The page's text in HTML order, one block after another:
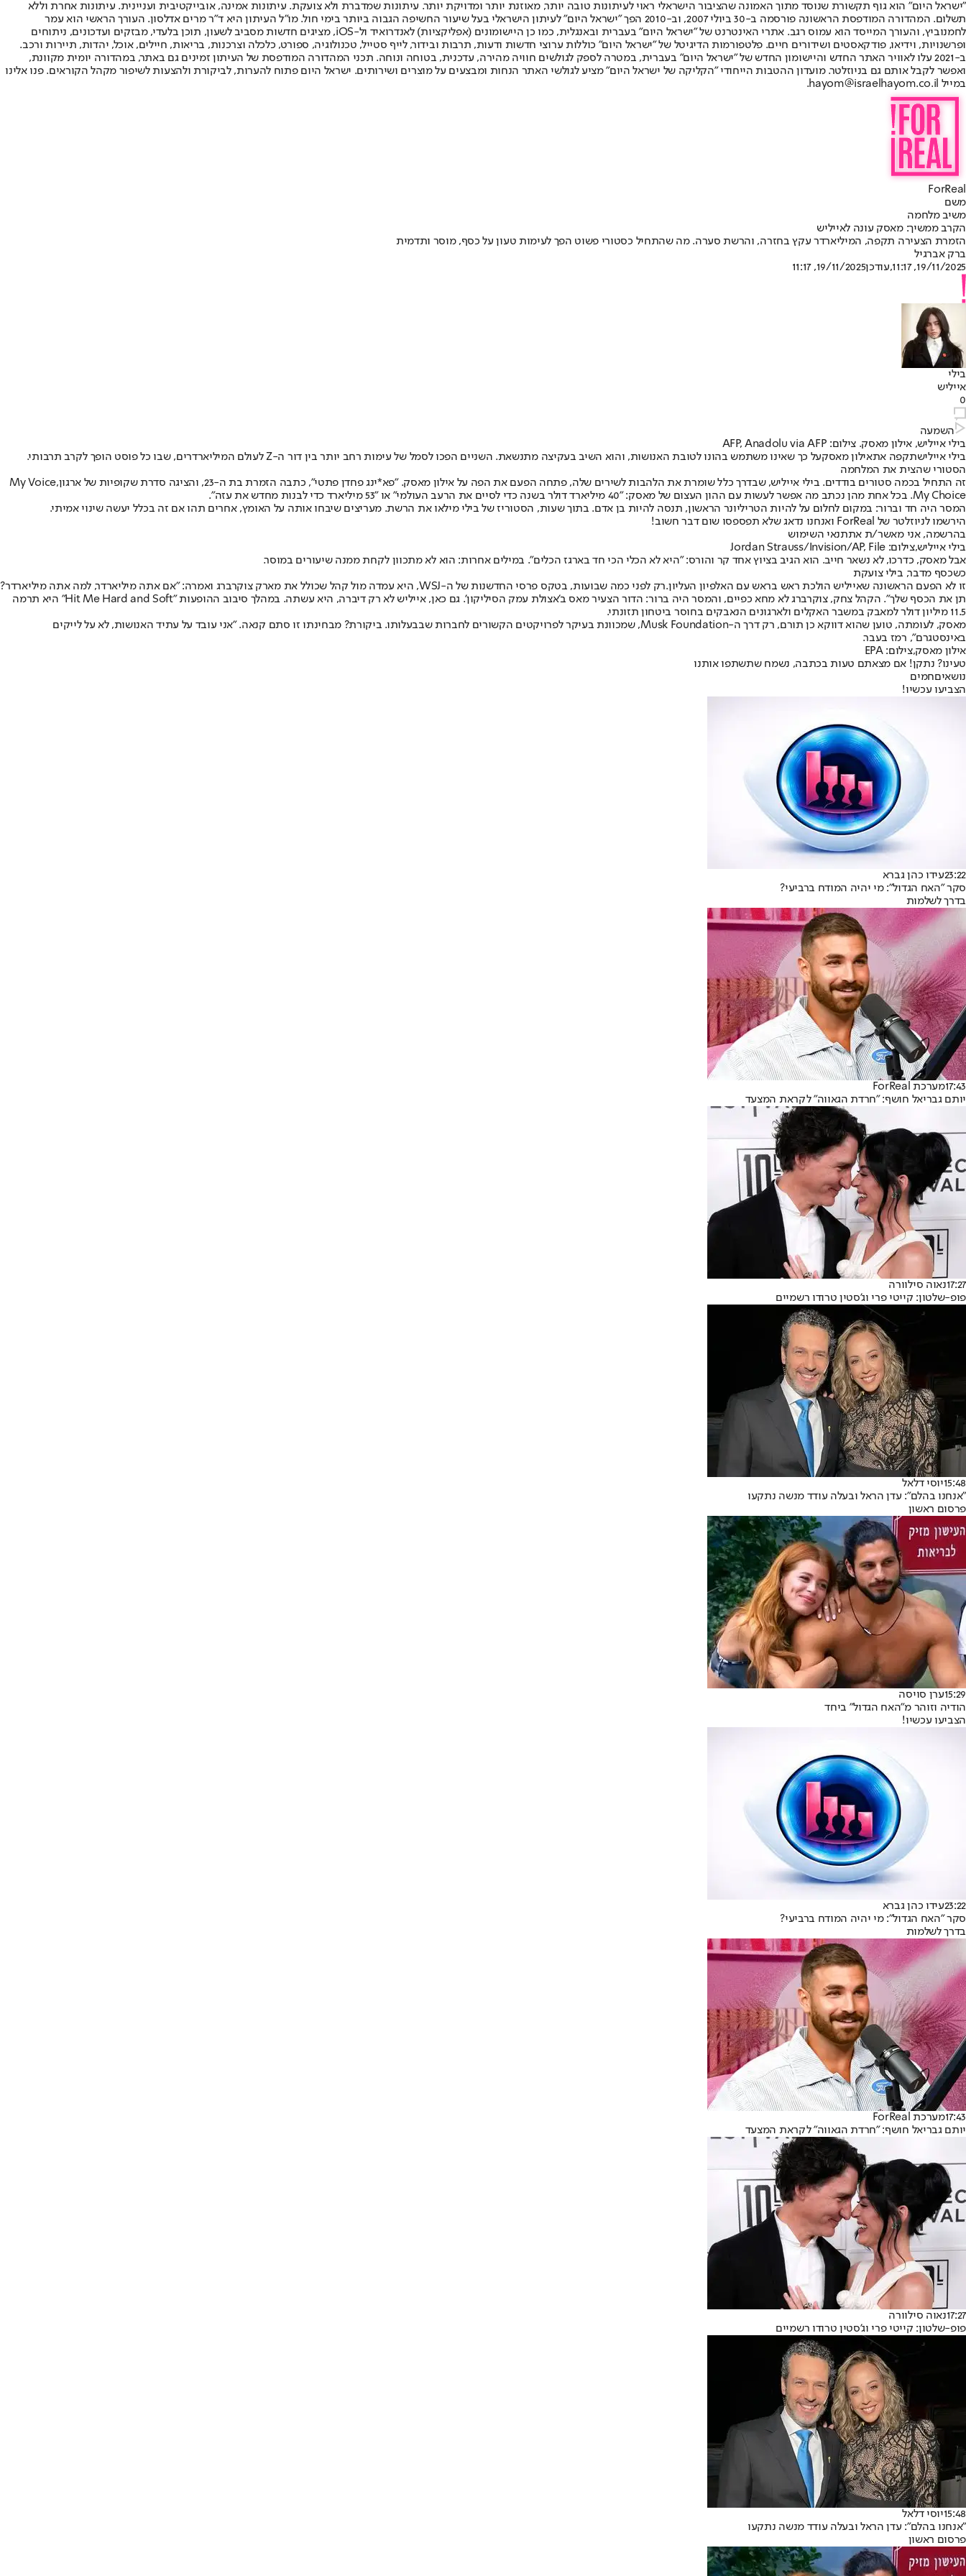
"ישראל היום" הוא גוף תקשורת שנוסד מתוך האמונה שהציבור הישראלי ראוי לעיתונות טובה יותר, מאוזנת יותר ומדויקת יותר. עיתונות שמדברת ולא צועקת. עיתונות אמינה, אובייקטיבית ועניינית. עיתונות אחרת וללא
תשלום. המהדורה המודפסת הראשונה פורסמה ב-30 ביולי 2007, וב-2010 הפך "ישראל היום" לעיתון הישראלי בעל שיעור החשיפה הגבוה ביותר בימי חול. מו"ל העיתון היא ד"ר מרים אדלסון. העורך הראשי הוא עמר
לחמנוביץ, והעורך המייסד הוא עמוס רגב. אתרי האינטרנט של "ישראל היום" בעברית ובאנגלית, כמו כן היישומונים (אפליקציות) לאנדרואיד ול-iOS, מציגים חדשות מסביב לשעון, תוכן בלעדי, מבזקים ועדכונים, ניתוחים
ופרשנויות, וידיאו, פודקאסטים ושידורים חיים. פלטפורמות הדיגיטל של "ישראל היום" כוללות ערוצי חדשות ודעות, תרבות ובידור, לייף סטייל, טכנולוגיה, ספורט, כלכלה וצרכנות, בריאות, חיילים, אוכל, יהדות, תיירות ורכב.
ב-2021 עלו לאוויר האתר החדש והיישומון החדש של "ישראל היום" בעברית, במטרה לספק לגולשים חוויה מהירה, עדכנית, בטוחה ונוחה. תכני המהדורה המודפסת של העיתון זמינים גם באתר, במהדורה יומית מקוונת,
ואפשר לקבל אותם גם בניוזלטר. מועדון ההטבות הייחודי "הקליקה של ישראל היום" מציע לגולשי האתר הנחות ומבצעים על מוצרים ושירותים. ישראל היום פתוח להערות, לביקורת ולהצעות לשיפור מקהל הקוראים. פנו אלינו
במייל hayom@israelhayom.co.il.
ForReal
משם
משיב מלחמה
הקרב ממשיך: מאסק עונה לאייליש
הזמרת הצעירה תקפה, המיליארדר עקץ בחזרה, והרשת סערה. מה שהתחיל כסטורי פשוט הפך לעימות טעון על כסף, מוסר ותדמית
ברק אברגיל
19/11/2025, 11:17
,עודכן19/11/2025, 11:17
בילי
אייליש
0
השמעה
בילי אייליש, אילון מאסק. צילום: AFP, Anadolu via AFP
בילי איילישתקפה אתאילון מאסקעל כך שאינו משתמש בהונו לטובת האנושות, והוא השיב בעקיצה מתנשאת. השניים הפכו לסמל של עימות רחב יותר בין דור ה-Z לעולם המיליארדרים, שבו כל פוסט הופך לקרב תרבותי.
הסטורי שהצית את המלחמה
זה התחיל בכמה סטורים בודדים. בילי אייליש, שבדרך כלל שומרת את הלהבות לשירים שלה, פתחה הפעם את הפה על אילון מאסק. "פא*ינג פחדן פתטי", כתבה הזמרת בת ה-23, והציגה סדרת שקופיות של ארגון
My Voice,
My Choice. בכל אחת מהן נכתב מה אפשר לעשות עם ההון העצום של מאסק: "40 מיליארד דולר בשנה כדי לסיים את הרעב העולמי" או "53 מיליארד כדי לבנות מחדש את עזה".
המסר היה חד וברור: במקום לחלום על להיות הטריליונר הראשון, תנסה להיות בן אדם. בתוך שעות, הסטוריז של בילי מילאו את הרשת. מעריצים שיבחו אותה על האומץ, אחרים תהו אם זה בכלל יעשה שינוי אמיתי.
הירשמו לניוזלטר של ForReal ואנחנו נדאג שלא תפספסו שום דבר חשוב!
בהרשמה, אני מאשר/ת אתתנאי השימוש
בילי אייליש,צילום: Jordan Strauss/Invision/AP, File
אבל מאסק, כדרכו, לא נשאר חייב. הוא הגיב בציוץ אחד קר והורס: "היא לא הכלי הכי חד בארגז הכלים". במילים אחרות: הוא לא מתכוון לקחת ממנה שיעורים במוסר.
כשכסף מדבר, בילי צועקת
זו לא הפעם הראשונה שאייליש הולכת ראש בראש עם האלפיון העליון.רק לפני כמה שבועות, בטקס פרסי החדשנות של ה-WSJ
, היא עמדה מול קהל שכולל את מארק צוקרברג ואמרה: "אם אתה מיליארדר, למה אתה מיליארדר?
תן את הכסף שלך". הקהל צחק, צוקרברג לא מחא כפיים, והמסר היה ברור: הדור הצעיר מאס ב'אצולת עמק הסיליקון'. גם כאן, אייליש לא רק דיברה, היא עשתה. במהלך סיבוב ההופעות "Hit Me Hard and Soft" היא תרמה
11.5 מיליון דולר למאבק במשבר האקלים ולארגונים הנאבקים בחוסר ביטחון תזונתי.
מאסק, לעומתה, טוען שהוא דווקא כן תורם, רק דרך ה-Musk Foundation, שמכוונת בעיקר לפרויקטים הקשורים לחברות שבבעלותו. ביקורת? מבחינתו זו סתם קנאה. "אני עובד על עתיד האנושות, לא על לייקים
באינסטגרם", רמז בעבר.
אילון מאסק,צילום: EPA
טעינו? נתקן! אם מצאתם טעות בכתבה, נשמח שתשתפו אותנו
נושאיםחמים
הצביעו עכשיו!
23:22עידו כהן גברא
סקר "האח הגדול": מי יהיה המודח ברביעי?
בדרך לשלמות
17:43מערכת ForReal
יותם גבריאל חושף: "חרדת הגאווה" לקראת המצעד
17:27נאוה סילוורה
פופ-שלטון: קייטי פרי וג'סטין טרודו רשמיים
15:48יוסי דלאל
"אנחנו בהלם": עדן הראל ובעלה עודד מנשה נתקעו
פרסום ראשון
15:29ערן סויסה
הודיה וזוהר מ"האח הגדול" ביחד
הצביעו עכשיו!
23:22עידו כהן גברא
סקר "האח הגדול": מי יהיה המודח ברביעי?
בדרך לשלמות
17:43מערכת ForReal
יותם גבריאל חושף: "חרדת הגאווה" לקראת המצעד
17:27נאוה סילוורה
פופ-שלטון: קייטי פרי וג'סטין טרודו רשמיים
15:48יוסי דלאל
"אנחנו בהלם": עדן הראל ובעלה עודד מנשה נתקעו
פרסום ראשון